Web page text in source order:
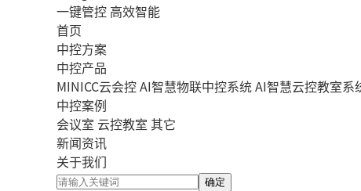
一键管控 高效智能
首页
中控方案
中控产品
MINICC云会控AI智慧物联中控系统AI智慧云控教室系
中控案例
会议室 云控教室 其它
新闻资讯
关于我们
确定